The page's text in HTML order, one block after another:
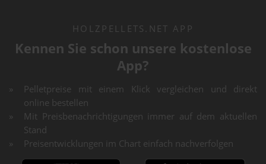
HOLZPELLETS.NET APP
Kennen Sie schon unsere kostenlose
App?
Pelletpreise mit einem Klick vergleichen und direkt
online bestellen
Mit Preisbenachrichtigungen immer auf dem aktuellen
Stand
Preisentwicklungen im Chart einfach nachverfolgen